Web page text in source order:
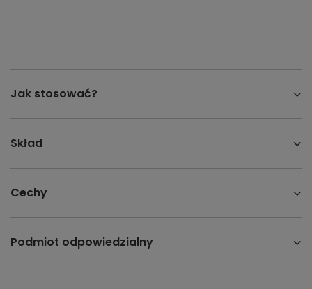
Jak stosować?
Skład
Cechy
Podmiot odpowiedzialny